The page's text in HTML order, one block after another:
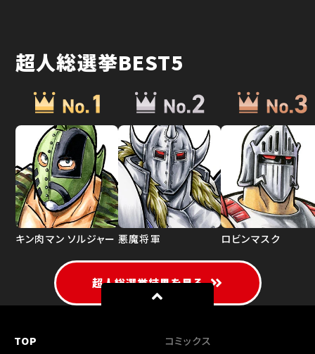
超人総選挙BEST5
キン肉マン ソルジャー 悪魔将軍 ロビンマスク
超人総選挙結果を見る
TOP
コミックス